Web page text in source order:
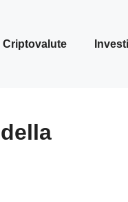
Criptovalute